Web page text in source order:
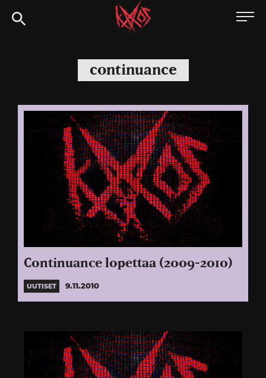
Siirry
suoraan
Kaaoszine
continuance
Continuance lopettaa (2009-2010)
UUTISET 9.11.2010